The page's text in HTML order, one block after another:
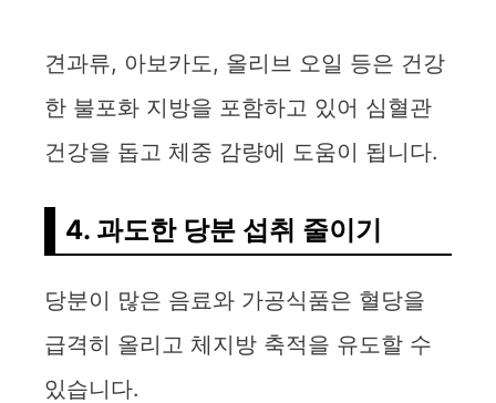
견과류, 아보카도, 올리브 오일 등은 건강
한 불포화 지방을 포함하고 있어 심혈관
건강을 돕고 체중 감량에 도움이 됩니다.
4. 과도한 당분 섭취 줄이기
당분이 많은 음료와 가공식품은 혈당을
급격히 올리고 체지방 축적을 유도할 수
있습니다.